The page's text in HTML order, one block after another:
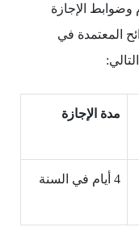
الإجازة
المعتمدة في
مدة الإجازة
4 أيام في السنة